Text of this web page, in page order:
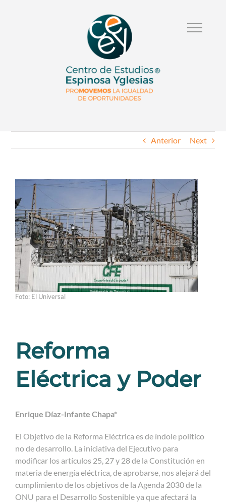
Anterior Next
Foto: El Universal
Reforma
Eléctrica y Poder
Enrique Díaz-Infante Chapa*
El Objetivo de la Reforma Eléctrica es de índole político
no de desarrollo. La iniciativa del Ejecutivo para
modificar los artículos 25, 27 y 28 de la Constitución en
materia de energía eléctrica, de aprobarse, nos alejará del
cumplimiento de los objetivos de la Agenda 2030 de la
ONU para el Desarrollo Sostenible ya que afectará la